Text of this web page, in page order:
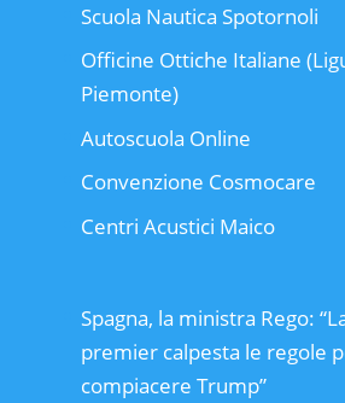
Scuola Nautica Spotornoli
Officine Ottiche Italiane
Piemonte)
Autoscuola Online
Convenzione Cosmocare
Centri Acustici Maico
Spagna, la ministra Rego:
premier calpesta le regole
compiacere Trump”